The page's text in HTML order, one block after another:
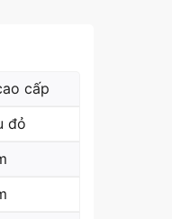
cấp
đỏ